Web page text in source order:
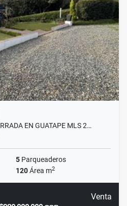
EN GUATAPE MLS 2…
5 Parqueaderos
120Área m2
Venta